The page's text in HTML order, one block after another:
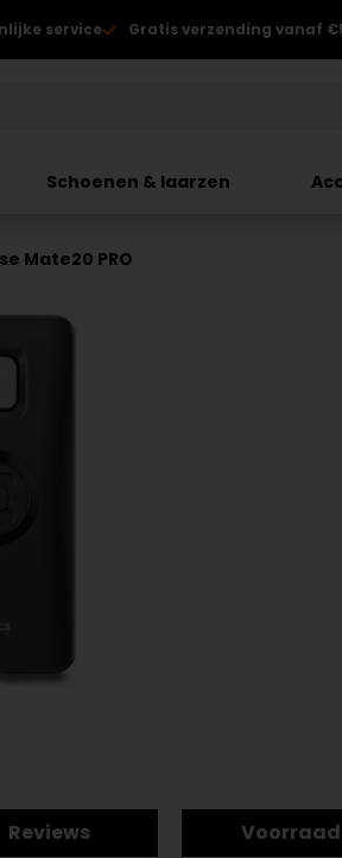
service Gratis verzending vanaf
Schoenen & laarzen
Mate20 PRO
Reviews Voorraad